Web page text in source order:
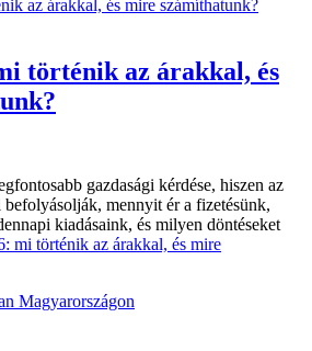
történik az árakkal, és
gazdasági kérdése, hiszen az
mennyit ér a fizetésünk,
kiadásaink, és milyen döntéseket
mi történik az árakkal, és mire